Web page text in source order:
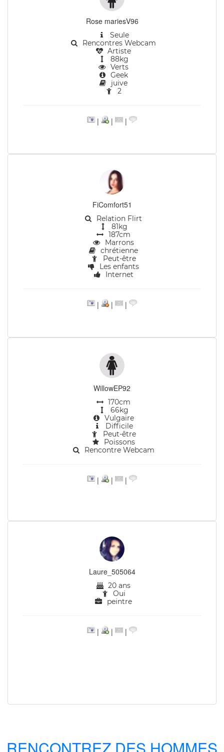
Rose mariesV96
Seule
Rencontres Webcam
Artiste
88kg
Verts
Geek
juive
2
| | |
FiComfort51
Relation Flirt
81kg
187cm
Marrons
chrétienne
Peut-être
Les enfants
Internet
| | |
WillowEP92
170cm
66kg
Vulgaire
Difficile
Peut-être
Poissons
Rencontre Webcam
| | |
Laure_505064
20 ans
Oui
peintre
| | |